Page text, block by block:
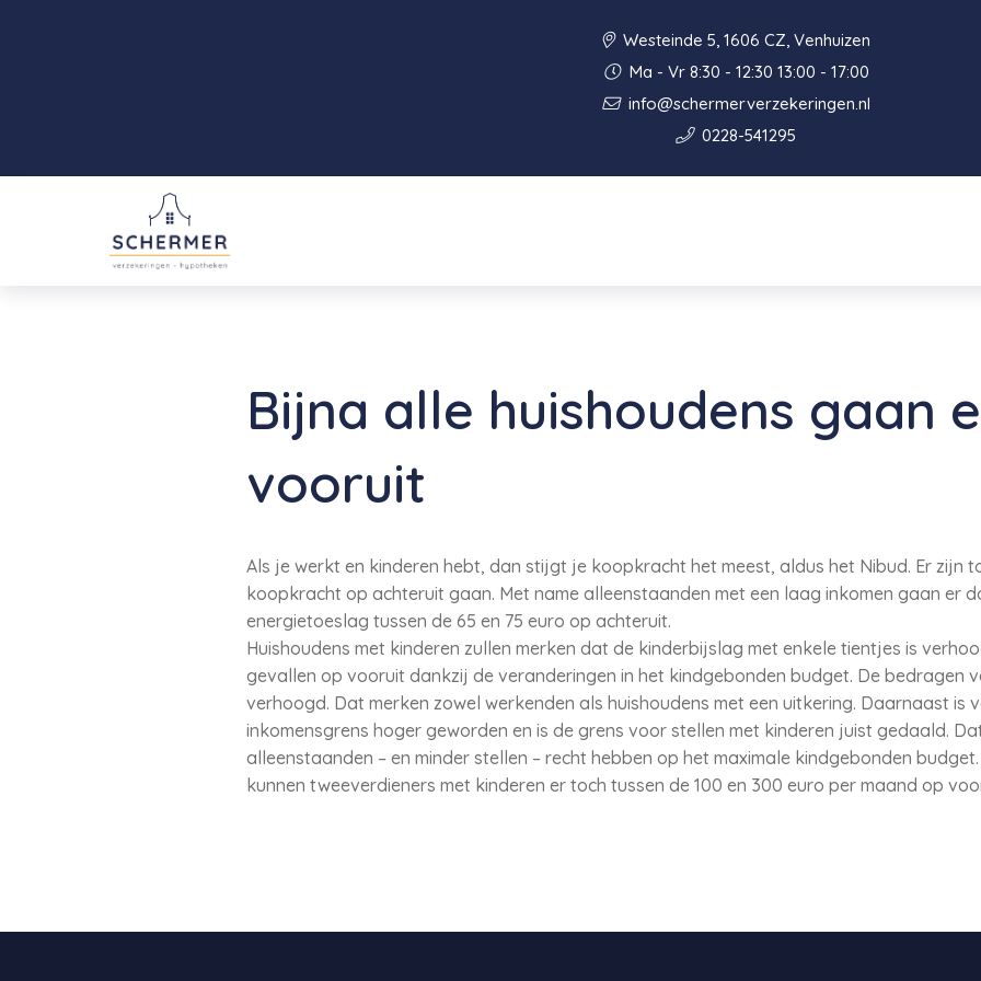
Westeinde 5, 1606 CZ, Venhuizen
Ma - Vr 8:30 - 12:30 13:00 - 17:00
info@schermerverzekeringen.nl
0228-541295
Bijna alle huishoudens gaan
vooruit
Als je werkt en kinderen hebt, dan stijgt je koopkracht het meest, aldus het Nibud. Er zijn
koopkracht op achteruit gaan. Met name alleenstaanden met een laag inkomen gaan er
energietoeslag tussen de 65 en 75 euro op achteruit.
Huishoudens met kinderen zullen merken dat de kinderbijslag met enkele tientjes is
gevallen op vooruit dankzij de veranderingen in het kindgebonden budget. De bedragen
verhoogd. Dat merken zowel werkenden als huishoudens met een uitkering. Daarnaast is
inkomensgrens hoger geworden en is de grens voor stellen met kinderen juist gedaald.
alleenstaanden – en minder stellen – recht hebben op het maximale kindgebonden
kunnen tweeverdieners met kinderen er toch tussen de 100 en 300 euro per maand op